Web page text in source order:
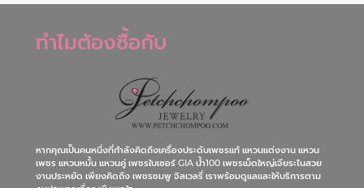
฿ 39,000 ฿ 145,000
ทำไมต้องซื้อกับ